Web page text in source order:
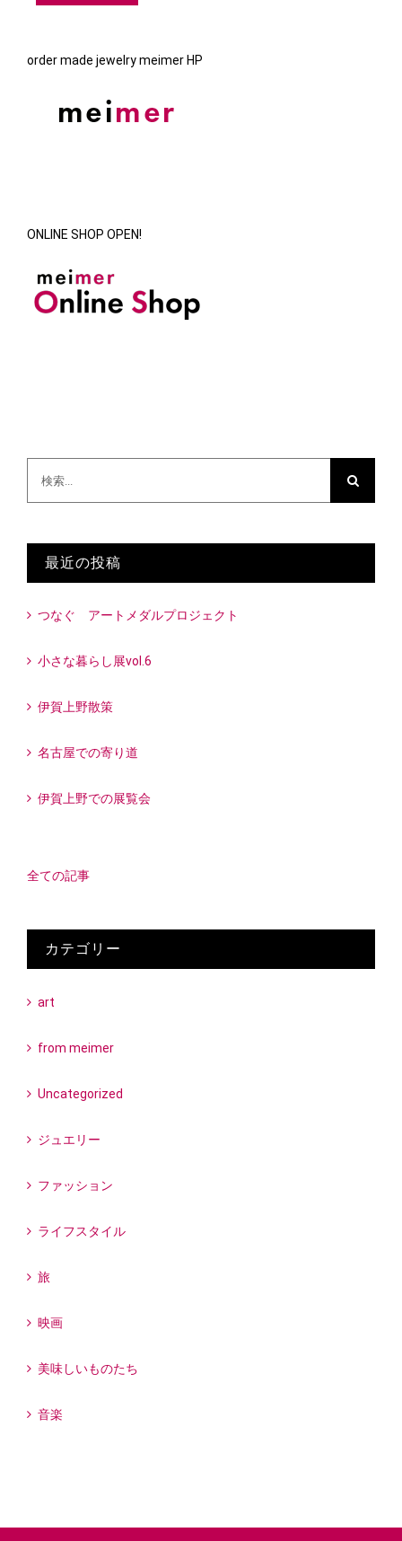
order made jewelry meimer HP
ONLINE SHOP OPEN!
最近の投稿
つなぐ アートメダルプロジェクト
小さな暮らし展vol.6
伊賀上野散策
名古屋での寄り道
伊賀上野での展覧会
全ての記事
カテゴリー
art
from meimer
Uncategorized
ジュエリー
ファッション
ライフスタイル
旅
映画
美味しいものたち
音楽